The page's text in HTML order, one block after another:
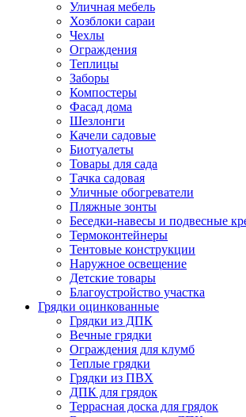
Уличная мебель
Хозблоки сараи
Чехлы
Ограждения
Теплицы
Заборы
Компостеры
Фасад дома
Шезлонги
Качели садовые
Биотуалеты
Товары для сада
Тачка садовая
Уличные обогреватели
Пляжные зонты
Беседки-навесы и подвесные
Термоконтейнеры
Тентовые конструкции
Наружное освещение
Детские товары
Благоустройство участка
Грядки оцинкованные
Грядки из ДПК
Вечные грядки
Ограждения для клумб
Теплые грядки
Грядки из ПВХ
ДПК для грядок
Террасная доска для грядок